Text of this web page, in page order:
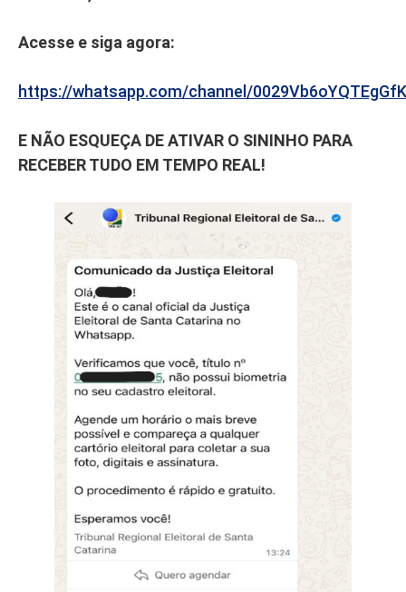
Acesse e siga agora:
https://whatsapp.com/channel/
E NÃO ESQUEÇA DE ATIVAR O SININHO PARA
RECEBER TUDO EM TEMPO REAL!